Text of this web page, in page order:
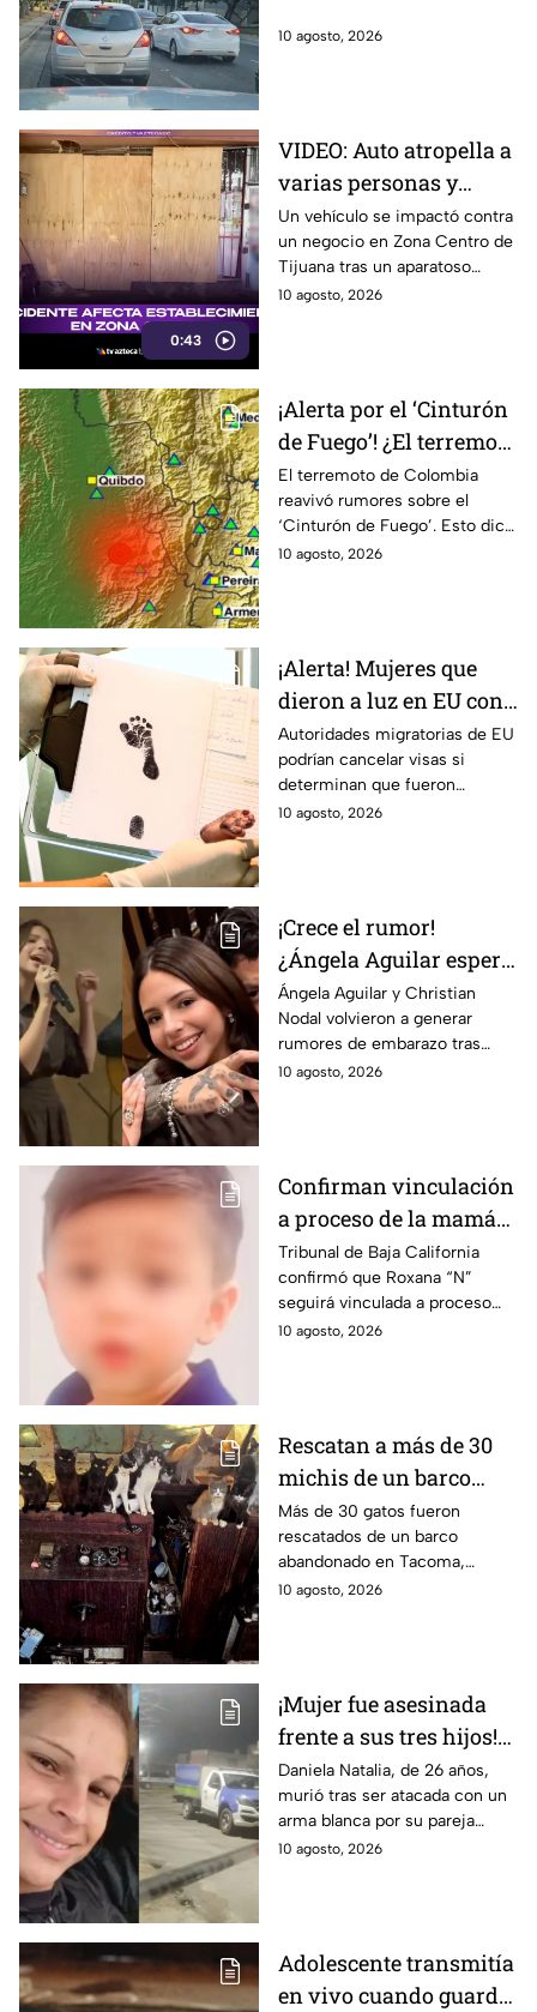
10 agosto, 2026
0:43
VIDEO: Auto atropella a
varias personas y
termina contra un local
en Zona Centro,
Tijuana
Un vehículo se impactó contra
un negocio en Zona Centro de
Tijuana tras un aparatoso
accidente que dejó personas
10 agosto, 2026
¡Alerta por el ‘Cinturón
de Fuego’! ¿El terremoto
de 7.4 en Colombia
podría provocar un
sismo en México? ⚠️
El terremoto de Colombia
reavivó rumores sobre el
‘Cinturón de Fuego’. Esto dice
la ciencia sobre la posibilidad
10 agosto, 2026
¡Alerta! Mujeres que
dieron a luz en EU con
visa de turista podrían
perderla incluso 10
años después
Autoridades migratorias de EU
podrían cancelar visas si
determinan que fueron
utilizadas para ingresar al país
10 agosto, 2026
¡Crece el rumor!
¿Ángela Aguilar espera
su primer bebé con
Christian Nodal? Esto
se sabe | VIDEO
Ángela Aguilar y Christian
Nodal volvieron a generar
rumores de embarazo tras
aparecer juntos en el
10 agosto, 2026
Confirman vinculación
a proceso de la mamá
de Vicentito, niño que
murió por golpe de
calor tras pasar 12
horas dentro de un
Tribunal de Baja California
confirmó que Roxana “N”
seguirá vinculada a proceso
por la muerte de Vicentito,
10 agosto, 2026
Rescatan a más de 30
michis de un barco
abandonado en la
playa; estaban
desnutridos y en malas
condiciones | FOTOS
Más de 30 gatos fueron
rescatados de un barco
abandonado en Tacoma,
Washington. Los animales
10 agosto, 2026
¡Mujer fue asesinada
frente a sus tres hijos!
Su expareja la apuñaló
tras una fuerte
discusión; lo buscan
por feminicidio
Daniela Natalia, de 26 años,
murió tras ser atacada con un
arma blanca por su pareja
dentro de su casa, frente a sus
10 agosto, 2026
Adolescente transmitía
en vivo cuando guardia